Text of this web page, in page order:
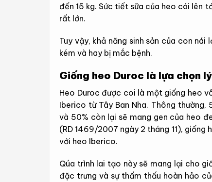
đến 15 kg. Sức tiết sữa của heo cái lên
rất lớn.
Tuy vậy, khả năng sinh sản của con
kém và hay bị mắc bệnh.
Giống heo Duroc là lựa chọn
Heo Duroc được coi là một giống heo
Iberico từ Tây Ban Nha. Thông
và 50% còn lại sẽ mang gen của heo
(RD 1469/2007 ngày 2 tháng 11),
với heo Iberico.
Qúa trình lai tạo này sẽ mang lại cho
đặc trưng và sự thấm thấu hoàn hảo